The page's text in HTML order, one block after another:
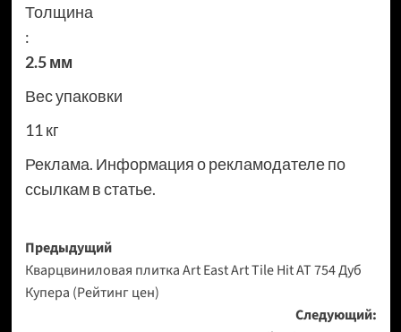
Толщина
:
2.5 мм
Вес упаковки
11 кг
Реклама. Информация о рекламодателе по
ссылкам в статье.
Навигация
записи
Предыдущий
Кварцвиниловая плитка Art East Art Tile Hit AT 754 Дуб
Купера (Рейтинг цен)
Следующий: